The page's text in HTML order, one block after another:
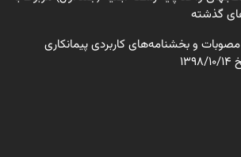
گذشته
و بخشنامه‌های کاربردی پیمانکاری